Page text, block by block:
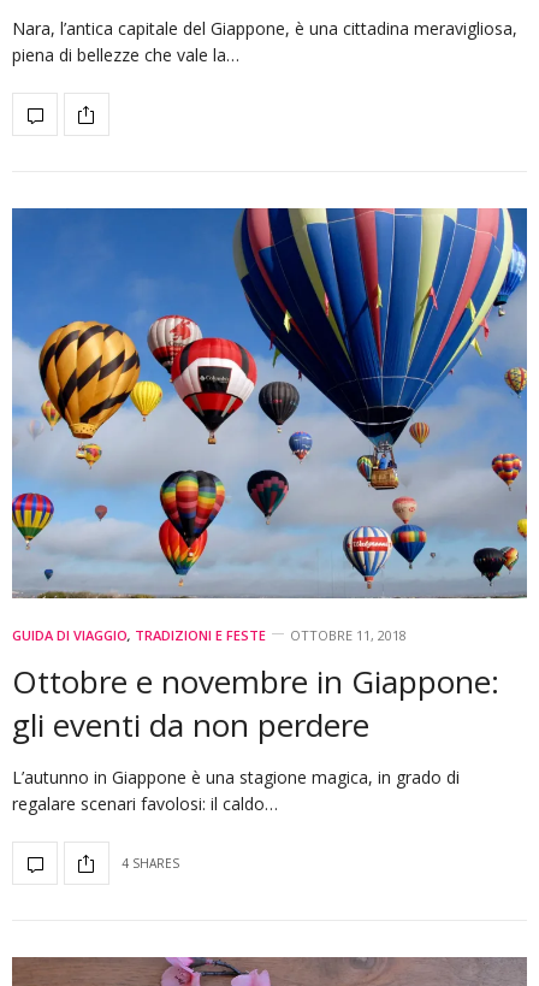
Nara, l’antica capitale del Giappone, è una cittadina meravigliosa,
piena di bellezze che vale la…
GUIDA DI VIAGGIO, TRADIZIONI E FESTE OTTOBRE 11, 2018
Ottobre e novembre in Giappone:
gli eventi da non perdere
L’autunno in Giappone è una stagione magica, in grado di
regalare scenari favolosi: il caldo…
4 SHARES